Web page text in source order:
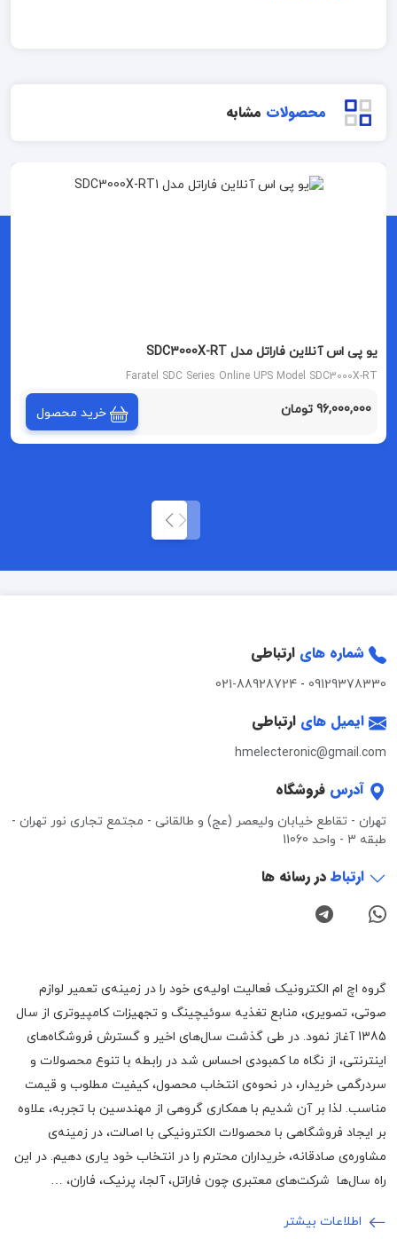
محصولات مشابه
یو پی اس آنلاین فاراتل مدل SDC3000X-RT
Faratel SDC Series Online UPS Model SDC3000X-RT
96,000,000 تومان خرید محصول
شماره های ارتباطی
09129378330
-
021-88928724
ایمیل های ارتباطی
hmelecteronic@gmail.com
آدرس فروشگاه
تهران - تقاطع خیابان ولیعصر (عج) و طالقانی - مجتمع تجاری نور تهران -
طبقه 3 - واحد 11060
ارتباطدر رسانه ها
گروه اچ ام الکترونیک فعالیت اولیه‌ی خود را در زمینه‌‌ی تعمیر لوازم
صوتی، تصویری، منابع تغذیه سوئیچینگ و تجهیزات کامپیوتری از سال
1385 آغاز نمود. در طی گذشت سال‌های اخیر و گسترش فروشگاه‌های
اینترنتی، از نگاه ما کمبودی احساس شد در رابطه با تنوع محصولات و
سردرگمی خریدار، در نحوه‌ی انتخاب محصول، کیفیت مطلوب و قیمت
مناسب. لذا بر آن شدیم با همکاری گروهی از مهندسین با تجربه، علاوه
بر ایجاد فروشگاهی با محصولات الکترونیکی با اصالت، در زمینه‌ی
مشاوره‌ی صادقانه، خریداران محترم را در انتخاب خود یاری دهیم. در این
راه سال‌ها شرکت‌های معتبری چون فاراتل، آلجا، پرنیک، فاران، …
اطلاعات بیشتر